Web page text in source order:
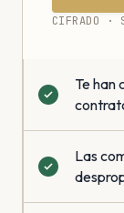
CIFRADO ·
Te han
Las